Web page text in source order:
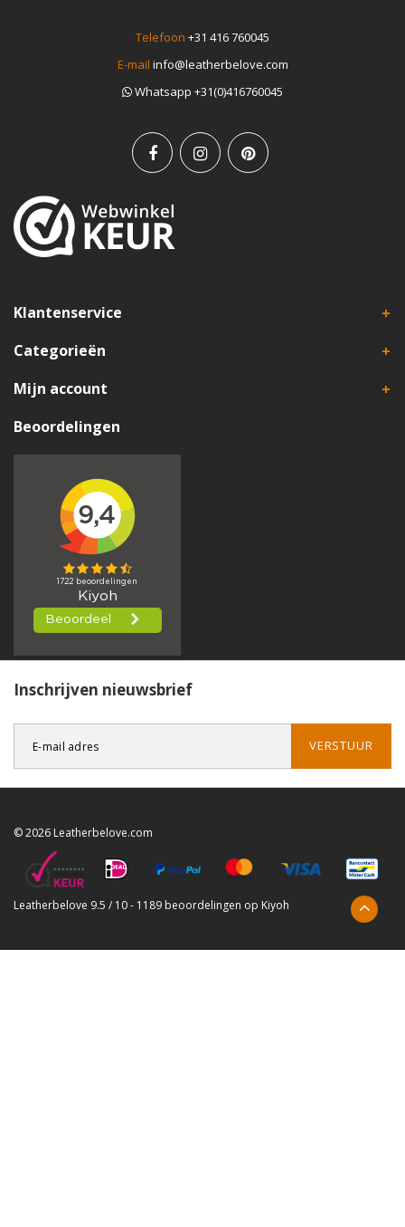
Telefoon +31 416 760045
E-mail info@leatherbelove.com
Whatsapp +31(0)416760045
Klantenservice
Categorieën
Mijn account
Beoordelingen
Inschrijven nieuwsbrief
VERSTUUR
© 2026 Leatherbelove.com
Leatherbelove 9.5 / 10- 1189 beoordelingen op Kiyoh